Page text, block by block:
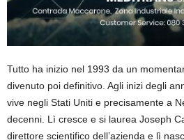
Tutto ha inizio nel 1993 da un
divenuto poi definitivo. Agli inizi degli
vive negli Stati Uniti e precisamente a
decenni. Lì cresce e si laurea Joseph
direttore scientifico dell’azienda e lì